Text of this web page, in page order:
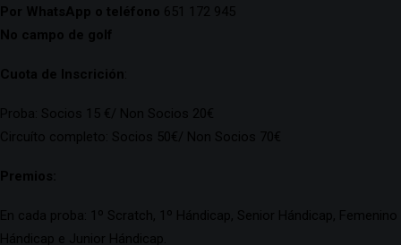
Por WhatsApp o teléfono 651 172 945
No campo de golf
Cuota de Inscrición
Proba: Socios 15 €/ Non Socios 20€
Circuíto completo: Socios 50€/ Non Socios 70€
Premios:
En cada proba: 1º Scratch, 1º Hándicap, Senior Hándicap, Femenino
Hándicap e Junior Hándicap.